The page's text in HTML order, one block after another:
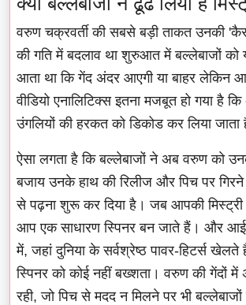
वरुण चक्रवर्ती की सबसे बड़ी ताकत उनकी
की गति में बदलाव था शुरुआत में बल्लेबाजों को
आता था कि गेंद अंदर आएगी या बाहर लेकिन
वीडियो एनालिटिक्स इतना मजबूत हो गया है
उंगलियों की हरकत को डिकोड कर लिया जाता
ऐसा लगता है कि बल्लेबाजों ने अब वरुण को
बजाय उनके हाथ की रिलीज और पिच पर
से पढ़ना शुरू कर दिया है। जब आपकी
आप एक साधारण स्पिनर बन जाते हैं। और
में, जहां दुनिया के सर्वश्रेष्ठ पावर-हिटर्स
स्पिनर को कोई नहीं बख्शता। वरुण की गेंदों में
रही, जो पिच से मदद न मिलने पर भी